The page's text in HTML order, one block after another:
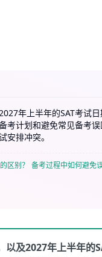
年上半年的SAT考试
考计划和避免常见备考
安排冲突。
区别？ 备考过程中如何避免
及2027年上半年的